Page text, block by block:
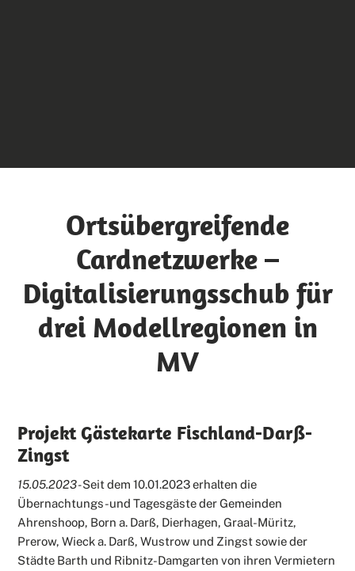
Ortsübergreifende
Cardnetzwerke –
Digitalisierungsschub für
drei Modellregionen in
MV
Projekt Gästekarte Fischland-Darß-
Zingst
15.05.2023 -Seit dem 10.01.2023 erhalten die
Übernachtungs-und Tagesgäste der Gemeinden
Ahrenshoop, Born a. Darß, Dierhagen, Graal-Müritz,
Prerow, Wieck a. Darß, Wustrow und Zingst sowie der
Städte Barth und Ribnitz-Damgarten von ihren Vermietern